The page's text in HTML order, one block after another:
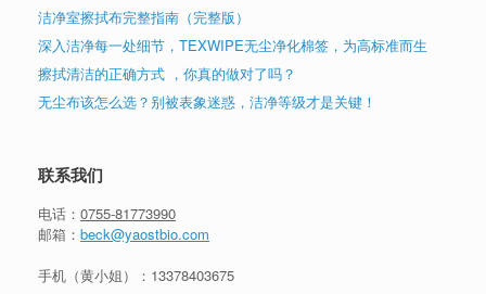
洁净室擦拭布完整指南（完整版）
深入洁净每一处细节，TEXWIPE无尘净化棉签，为高标准而生
擦拭清洁的正确方式 ，你真的做对了吗？
无尘布该怎么选？别被表象迷惑，洁净等级才是关键！
联系我们
电话： 0755-81773990
邮箱： beck@yaostbio.com
手机（黄小姐）： 13378403675